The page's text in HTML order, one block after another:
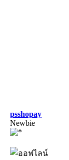
psshopay
Newbie